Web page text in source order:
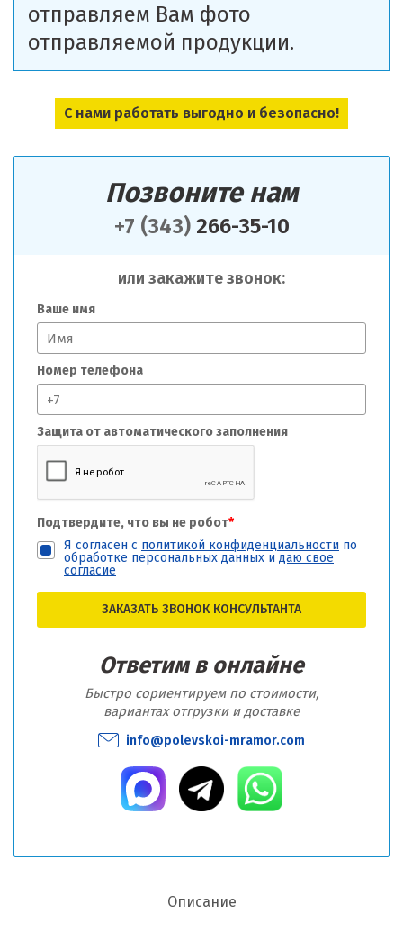
Позвоните нам
+7 (343)266-35-10
или закажите звонок:
Ваше имя
Номер телефона
Защита от автоматического заполнения
Подтвердите, что вы не робот*
Я согласен с политикой конфиденциальности по
обработке персональных данных и даю свое
согласие
ЗАКАЗАТЬ ЗВОНОК КОНСУЛЬТАНТА
Ответим в онлайне
Быстро сориентируем по стоимости,
вариантах отгрузки и доставке
info@polevskoi-mramor.com
отправляем Вам фото
отправляемой продукции.
С нами работать выгодно и безопасно!
Описание